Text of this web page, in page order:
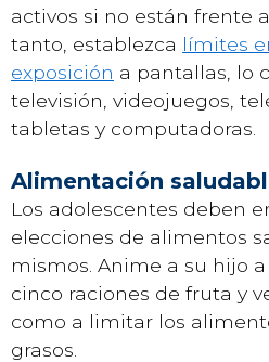
activos si no están frente
tanto, establezca límites
exposición a pantallas, lo
televisión, videojuegos,
tabletas y computadoras.
Alimentación
Los adolescentes deben
elecciones de alimentos
mismos. Anime a su hijo
cinco raciones de fruta y
como a limitar los
grasos.